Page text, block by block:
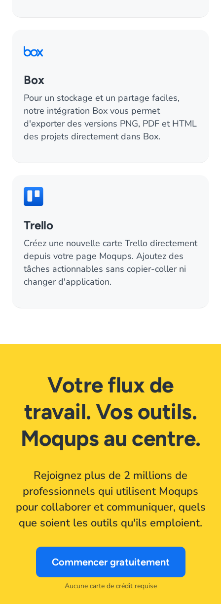
Box
Pour un stockage et un partage faciles,
notre intégration Box vous permet
d'exporter des versions PNG, PDF et HTML
des projets directement dans Box.
Trello
Créez une nouvelle carte Trello directement
depuis votre page Moqups. Ajoutez des
tâches actionnables sans copier-coller ni
changer d'application.
Votre flux de
travail. Vos outils.
Moqups au centre.
Rejoignez plus de 2 millions de
professionnels qui utilisent Moqups
pour collaborer et communiquer, quels
que soient les outils qu'ils emploient.
Commencer gratuitement
Aucune carte de crédit requise